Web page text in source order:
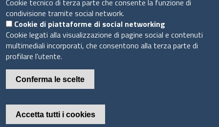
di
pagina
Privacy e GDPR
Cookie
© 2020 Camera di Commercio di Messina
Cookie tecnico di terza parte che consente la funzione di
condivisione tramite social network.
Cookie di piattaforme di social networking
Cookie legati alla visualizzazione di pagine social e contenuti
multimediali incorporati, che consentono alla terza parte di
profilare l'utente.
Conferma le scelte
Accetta tutti i cookies